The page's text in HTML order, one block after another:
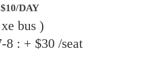
DAY
bus )
8 : + $30 /seat